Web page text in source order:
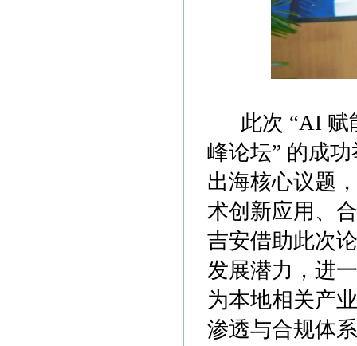
此次 “AI 赋
峰论坛” 的成
出海核心议题
术创新应用、
吉安借助此次
发展潜力，进
为本地相关产
渗透与合规体